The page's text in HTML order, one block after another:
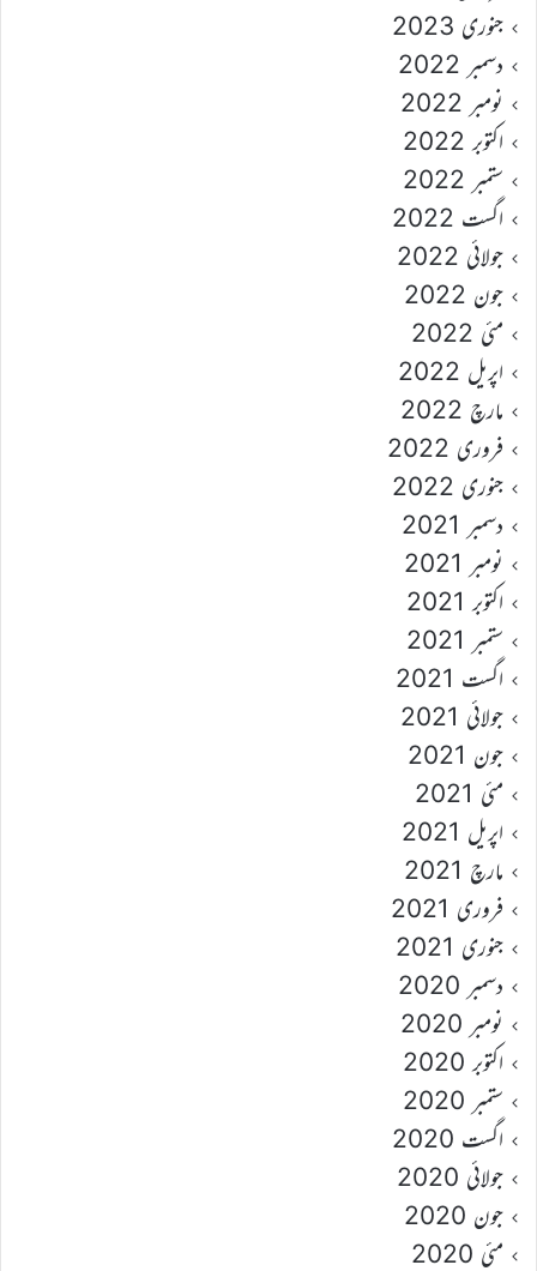
جنوری 2023
دسمبر 2022
نومبر 2022
اکتوبر 2022
ستمبر 2022
اگست 2022
جولائی 2022
جون 2022
مئی 2022
اپریل 2022
مارچ 2022
فروری 2022
جنوری 2022
دسمبر 2021
نومبر 2021
اکتوبر 2021
ستمبر 2021
اگست 2021
جولائی 2021
جون 2021
مئی 2021
اپریل 2021
مارچ 2021
فروری 2021
جنوری 2021
دسمبر 2020
نومبر 2020
اکتوبر 2020
ستمبر 2020
اگست 2020
جولائی 2020
جون 2020
مئی 2020